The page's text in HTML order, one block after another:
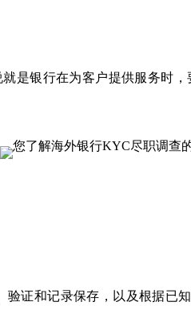
就是银行在为客户提供服务时
验证和记录保存，以及根据已